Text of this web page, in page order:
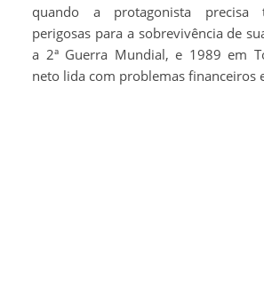
quando a protagonista precisa
perigosas para a sobrevivência de
a 2ª Guerra Mundial, e 1989 em
neto lida com problemas financeiros